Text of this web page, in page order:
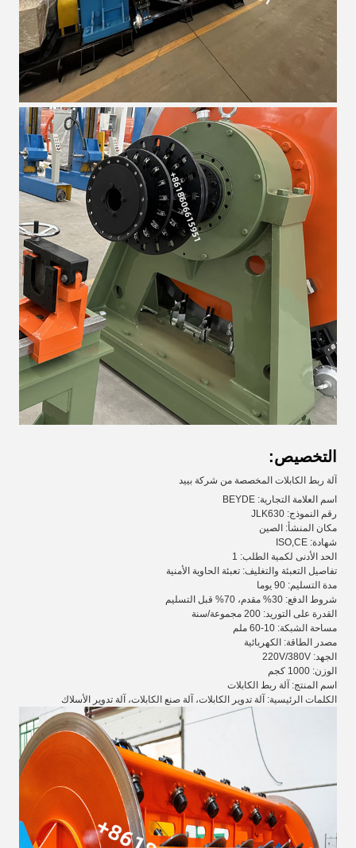
التخصيص:
آلة ربط الكابلات المخصصة من شركة بييد
اسم العلامة التجارية: BEYDE
رقم النموذج: JLK630
مكان المنشأ: الصين
شهادة: ISO,CE
الحد الأدنى لكمية الطلب: 1
تفاصيل التعبئة والتغليف: تعبئة الحاوية الأمنية
مدة التسليم: 90 يوما
شروط الدفع: 30% مقدم، 70% قبل التسليم
القدرة على التوريد: 200 مجموعة/سنة
مساحة الشبكة: 10-60 ملم
مصدر الطاقة: الكهربائية
الجهد: 220V/380V
الوزن: 1000 كجم
اسم المنتج: آلة ربط الكابلات
الكلمات الرئيسية: آلة تدوير الكابلات، آلة صنع الكابلات، آلة تدوير الأسلاك